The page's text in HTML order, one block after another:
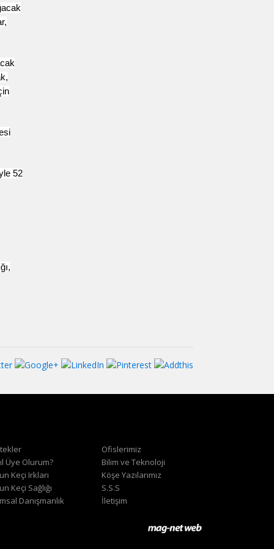
52
Üye Olurum?
Keçi Irkları
Keçi Sağlığı
Danışmanlık
Ofislerimiz
Bilim ve Teknoloji
Köşe Yazılarımız
S.S.S
İletişim